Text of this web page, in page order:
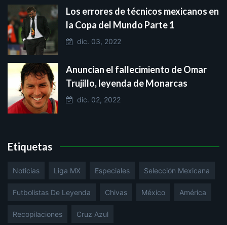
Los errores de técnicos mexicanos en
la Copa del Mundo Parte 1
dic. 03, 2022
Anuncian el fallecimiento de Omar
Trujillo, leyenda de Monarcas
dic. 02, 2022
Etiquetas
Noticias Liga MX Especiales Selección Mexicana
Futbolistas De Leyenda Chivas México América
Recopilaciones Cruz Azul